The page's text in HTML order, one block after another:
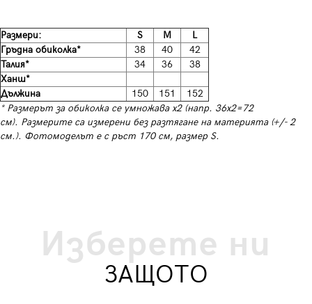
Размери: S M
L
Гръдна обиколка*
38 40
42
Талия*
34 36
38
Ханш*
Дължина
150 151
152
* Размерът за обиколка се умножава х2 (напр. 36х2=72
см). Размерите са измерени без разтягане на материята (+/- 2
см.). Фотомоделът е с ръст 170 см, размер S.
Изберете ни
ЗАЩОТО